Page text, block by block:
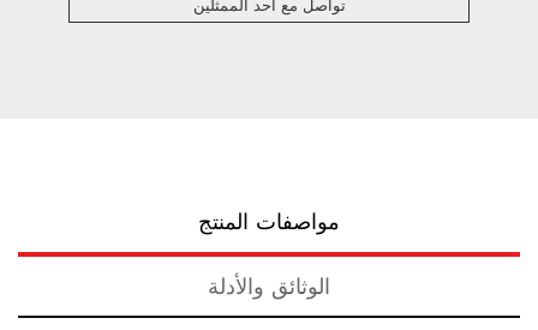
تواصل مع أحد الممثلين
مواصفات المنتج
الوثائق والأدلة